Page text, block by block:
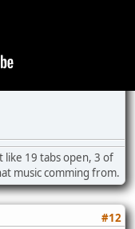
19 tabs open, 3 of
music comming from.
#12